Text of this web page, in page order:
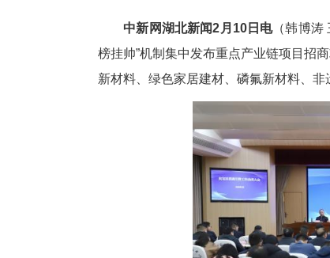
2026年02月10日 19:22 来源：中
中新网湖北新闻2月10日
榜挂帅”机制集中发布重点产
新材料、绿色家居建材、磷